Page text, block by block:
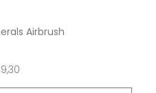
Airbrush